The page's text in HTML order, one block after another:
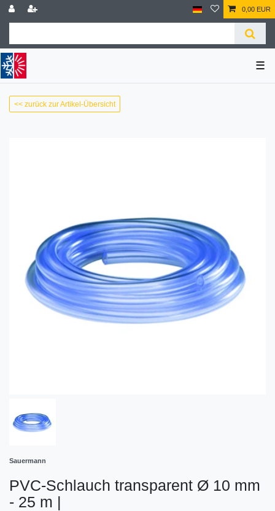
0,00 EUR
☰
<< zurück zur Artikel-Übersicht
Sauermann
PVC-Schlauch transparent Ø 10 mm
- 25 m |